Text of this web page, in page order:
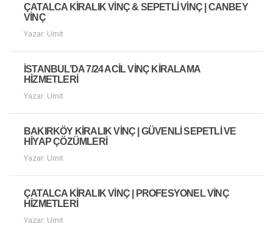
ÇATALCA KIRALIK VINÇ & SEPETLI VINÇ | CANBEY
VINÇ
Yazar: Umit
İSTANBUL’DA 7/24 ACIL VINÇ KIRALAMA
HIZMETLERI
Yazar: Umit
BAKIRKÖY KIRALIK VINÇ | GÜVENLI SEPETLI VE
HIYAP ÇÖZÜMLERI
Yazar: Umit
ÇATALCA KIRALIK VINÇ | PROFESYONEL VINÇ
HIZMETLERI
Yazar: Umit